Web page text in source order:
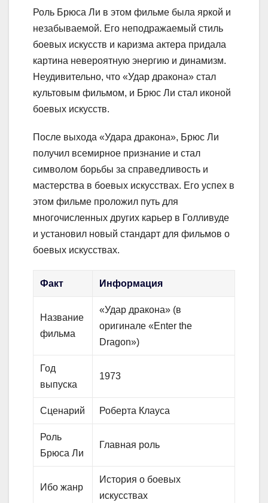
Роль Брюса Ли в этом фильме была яркой и
незабываемой. Его неподражаемый стиль
боевых искусств и каризма актера придала
картина невероятную энергию и динамизм.
Неудивительно, что «Удар дракона» стал
культовым фильмом, и Брюс Ли стал иконой
боевых искусств.
После выхода «Удара дракона», Брюс Ли
получил всемирное признание и стал
символом борьбы за справедливость и
мастерства в боевых искусствах. Его успех в
этом фильме проложил путь для
многочисленных других карьер в Голливуде
и установил новый стандарт для фильмов о
боевых искусствах.
Факт Информация
Название
фильма
«Удар дракона» (в
оригинале «Enter the
Dragon»)
Год
выпуска
1973
Сценарий Роберта Клауса
Роль
Брюса Ли
Главная роль
Ибо жанр
История о боевых
искусствах